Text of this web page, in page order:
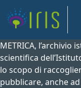
METRICA,
scientifica
lo scopo di
pubblicare, anche